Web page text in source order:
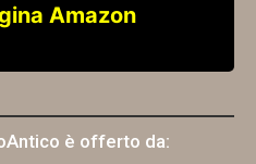
Amazon
è offerto da: